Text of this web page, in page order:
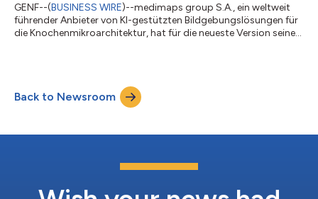
GENF--(BUSINESS WIRE)--medimaps group S.A., ein weltweit
führender Anbieter von KI-gestützten Bildgebungslösungen für
die Knochenmikroarchitektur, hat für die neueste Version seiner
entwickelt, um die Beurteilung der Knochenmikroarchitektur zu
verbessern, den Anwendungsbereich auf eine größere
Patientengruppe auszudehn...
Back to Newsroom